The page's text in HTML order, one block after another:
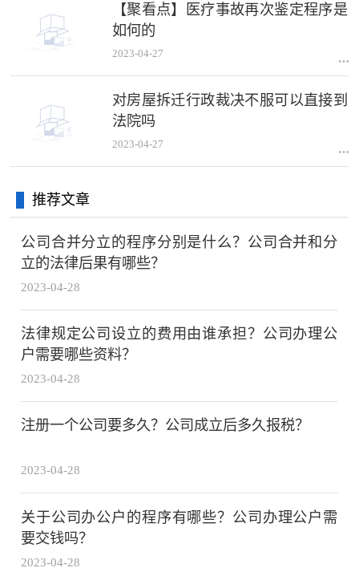
【聚看点】医疗事故再次鉴定程序是
如何的
2023-04-27
对房屋拆迁行政裁决不服可以直接到
法院吗
2023-04-27
推荐文章
公司合并分立的程序分别是什么？公司合并和分
立的法律后果有哪些？
2023-04-28
法律规定公司设立的费用由谁承担？公司办理公
户需要哪些资料？
2023-04-28
注册一个公司要多久？公司成立后多久报税？
2023-04-28
关于公司办公户的程序有哪些？公司办理公户需
要交钱吗？
2023-04-28